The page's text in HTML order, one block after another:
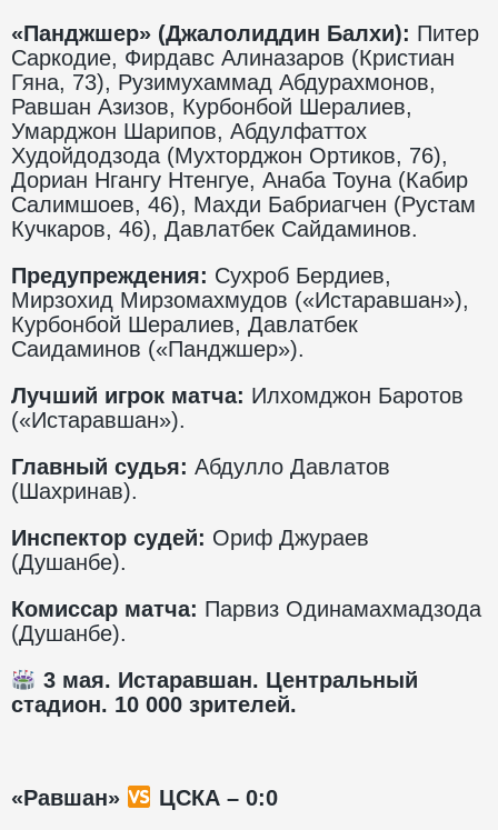
«Панджшер» (Джалолиддин Балхи): Питер
Саркодие, Фирдавс Алиназаров (Кристиан
Гяна, 73), Рузимухаммад Абдурахмонов,
Равшан Азизов, Курбонбой Шералиев,
Умарджон Шарипов, Абдулфаттох
Худойдодзода (Мухторджон Ортиков, 76),
Дориан Нгангу Нтенгуе, Анаба Тоуна (Кабир
Салимшоев, 46), Махди Бабриагчен (Рустам
Кучкаров, 46), Давлатбек Сайдаминов.
Предупреждения: Сухроб Бердиев,
Мирзохид Мирзомахмудов («Истаравшан»),
Курбонбой Шералиев, Давлатбек
Саидаминов («Панджшер»).
Лучший игрок матча: Илхомджон Баротов
(«Истаравшан»).
Главный судья: Абдулло Давлатов
(Шахринав).
Инспектор судей: Ориф Джураев
(Душанбе).
Комиссар матча: Парвиз Одинамахмадзода
(Душанбе).
3 мая. Истаравшан. Центральный
стадион. 10 000 зрителей.
«Равшан»
ЦСКА – 0:0